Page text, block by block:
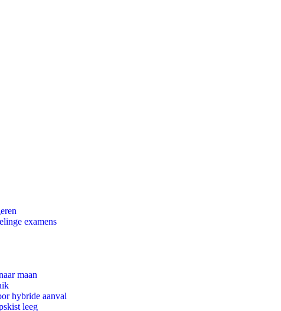
examens
maan
hybride aanval
leeg